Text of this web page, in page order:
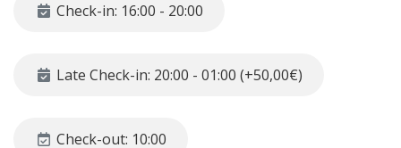
Hier findest du einen wunderschönen
Ort, um ein Glas lokalen Weins zu genießen oder gesellige
Check-in: 16:00 - 20:00
Late Check-in: 20:00 - 01:00 (+50,00€)
Check-out: 10:00